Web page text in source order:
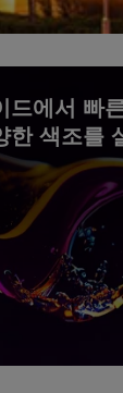
드에서 빠
한 색조를